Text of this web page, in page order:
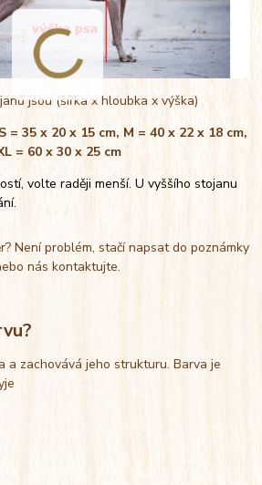
jsou (šířka x hloubka x výška)
= 35 x 20 x 15 cm, M = 40 x 22 x 18 cm,
= 60 x 30 x 25 cm
volte raději menší. U vyššího stojanu
Není problém, stačí napsat do poznámky
nás kontaktujte.
a zachovává jeho strukturu. Barva je